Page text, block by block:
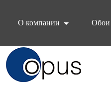
О компании
Обои
Блок поиска